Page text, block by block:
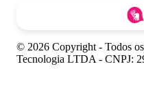
© 2026 Copyright - Todos
Tecnologia LTDA - CNPJ: